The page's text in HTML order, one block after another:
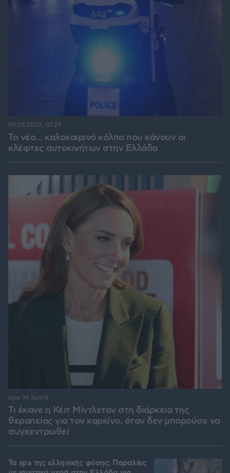
Το νέο... καλοκαιρινό κόλπο που κάνουν οι
κλέφτες αυτοκινήτων στην Ελλάδα
09.08.2026, 07:29
Τι έκανε η Κέιτ Μίντλετον στη διάρκεια της
θεραπείας για τον καρκίνο, όταν δεν μπορούσε να
συγκεντρωθεί
πριν 16 λεπτά
Τα spa της ελληνικής φύσης: Παραλίες